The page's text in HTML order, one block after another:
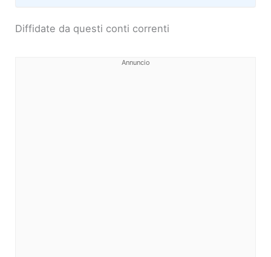
Diffidate da questi conti correnti
Annuncio